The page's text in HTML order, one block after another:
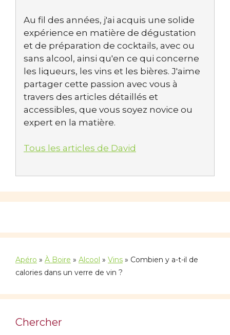
Au fil des années, j'ai acquis une solide
expérience en matière de dégustation
et de préparation de cocktails, avec ou
sans alcool, ainsi qu'en ce qui concerne
les liqueurs, les vins et les bières. J'aime
partager cette passion avec vous à
travers des articles détaillés et
accessibles, que vous soyez novice ou
expert en la matière.
Tous les articles de David
Apéro » À Boire » Alcool » Vins » Combien y a-t-il de
calories dans un verre de vin ?
Chercher